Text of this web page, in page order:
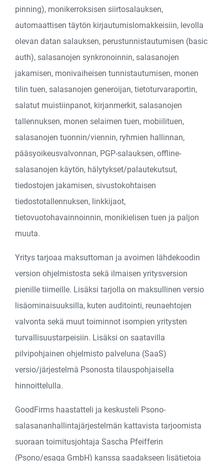
pinning), monikerroksisen siirtosalauksen,
automaattisen täytön kirjautumislomakkeisiin, levolla
olevan datan salauksen, perustunnistautumisen (basic
auth), salasanojen synkronoinnin, salasanojen
jakamisen, monivaiheisen tunnistautumisen, monen
tilin tuen, salasanojen generoijan, tietoturvaraportin,
salatut muistiinpanot, kirjanmerkit, salasanojen
tallennuksen, monen selaimen tuen, mobiilituen,
salasanojen tuonnin/viennin, ryhmien hallinnan,
pääsyoikeusvalvonnan, PGP-salauksen, offline-
salasanojen käytön, hälytykset/palautekutsut,
tiedostojen jakamisen, sivustokohtaisen
tiedostotallennuksen, linkkijaot,
tietovuotohavainnoinnin, monikielisen tuen ja paljon
muuta.
Yritys tarjoaa maksuttoman ja avoimen lähdekoodin
version ohjelmistosta sekä ilmaisen yritysversion
pienille tiimeille. Lisäksi tarjolla on maksullinen versio
lisäominaisuuksilla, kuten auditointi, reunaehtojen
valvonta sekä muut toiminnot isompien yritysten
turvallisuustarpeisiin. Lisäksi on saatavilla
pilvipohjainen ohjelmisto palveluna (SaaS)
versio/järjestelmä Psonosta tilauspohjaisella
hinnoittelulla.
GoodFirms haastatteli ja keskusteli Psono-
salasananhallintajärjestelmän kattavista tarjoomista
suoraan toimitusjohtaja Sascha Pfeifferin
(Psono/esaqa GmbH) kanssa saadakseen lisätietoja